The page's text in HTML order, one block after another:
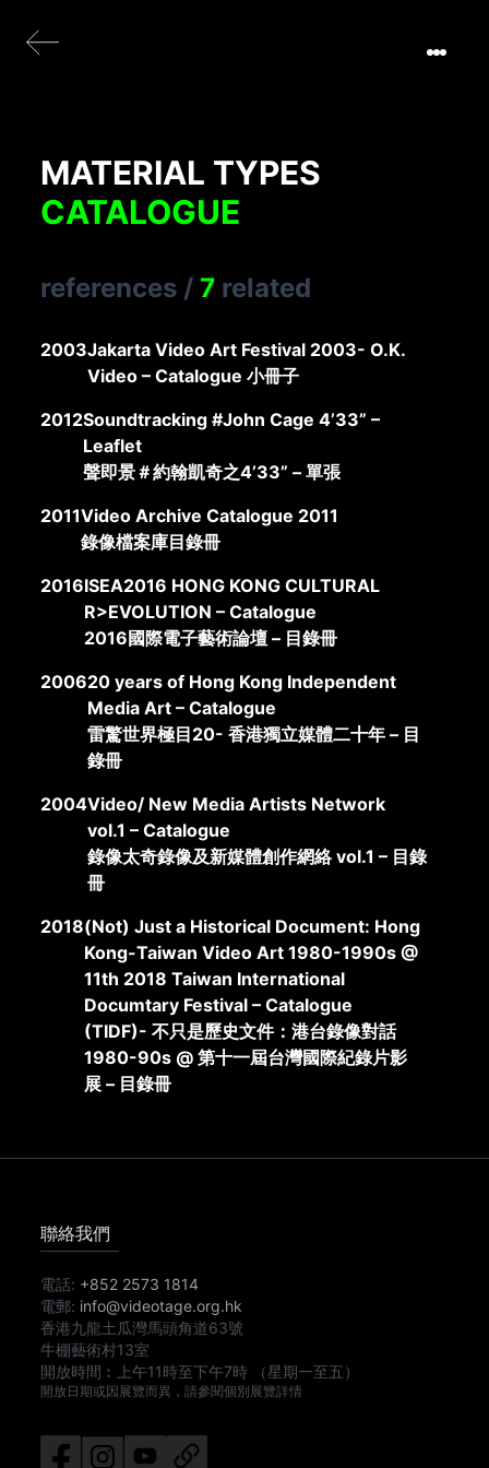
MATERIAL TYPES
CATALOGUE
references / 7 related
2003Jakarta Video Art Festival 2003- O.K.
Video – Catalogue 小冊子
2012Soundtracking #John Cage 4’33” –
Leaflet
聲即景＃約翰凱奇之4’33” – 單張
2011Video Archive Catalogue 2011
錄像檔案庫目錄冊
2016ISEA2016 HONG KONG CULTURAL
R>EVOLUTION – Catalogue
2016國際電子藝術論壇 – 目錄冊
200620 years of Hong Kong Independent
Media Art – Catalogue
雷驚世界極目20- 香港獨立媒體二十年 – 目
錄冊
2004Video/ New Media Artists Network
vol.1 – Catalogue
錄像太奇錄像及新媒體創作網絡 vol.1 – 目錄
冊
2018(Not) Just a Historical Document: Hong
Kong-Taiwan Video Art 1980-1990s @
11th 2018 Taiwan International
Documtary Festival – Catalogue
(TIDF)- 不只是歷史文件：港台錄像對話
1980-90s @ 第十一屆台灣國際紀錄片影
展 – 目錄冊
聯絡我們
電話: +852 2573 1814
電郵: info@videotage.org.hk
香港九龍土瓜灣馬頭角道63號
牛棚藝術村13室
開放時間︰
上午11時至下午7時 （星期一至五）
開放日期或因展覽而異，請參閱個別展覽詳情